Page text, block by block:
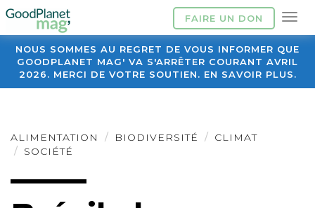
FAIRE UN DON
NOUS SOMMES AU REGRET DE VOUS INFORMER QUE
GOODPLANET MAG' VA S'ARRÊTER COURANT AVRIL
2026. MERCI DE VOTRE SOUTIEN. EN SAVOIR PLUS.
ALIMENTATION BIODIVERSITÉ
CLIMAT
SOCIÉTÉ